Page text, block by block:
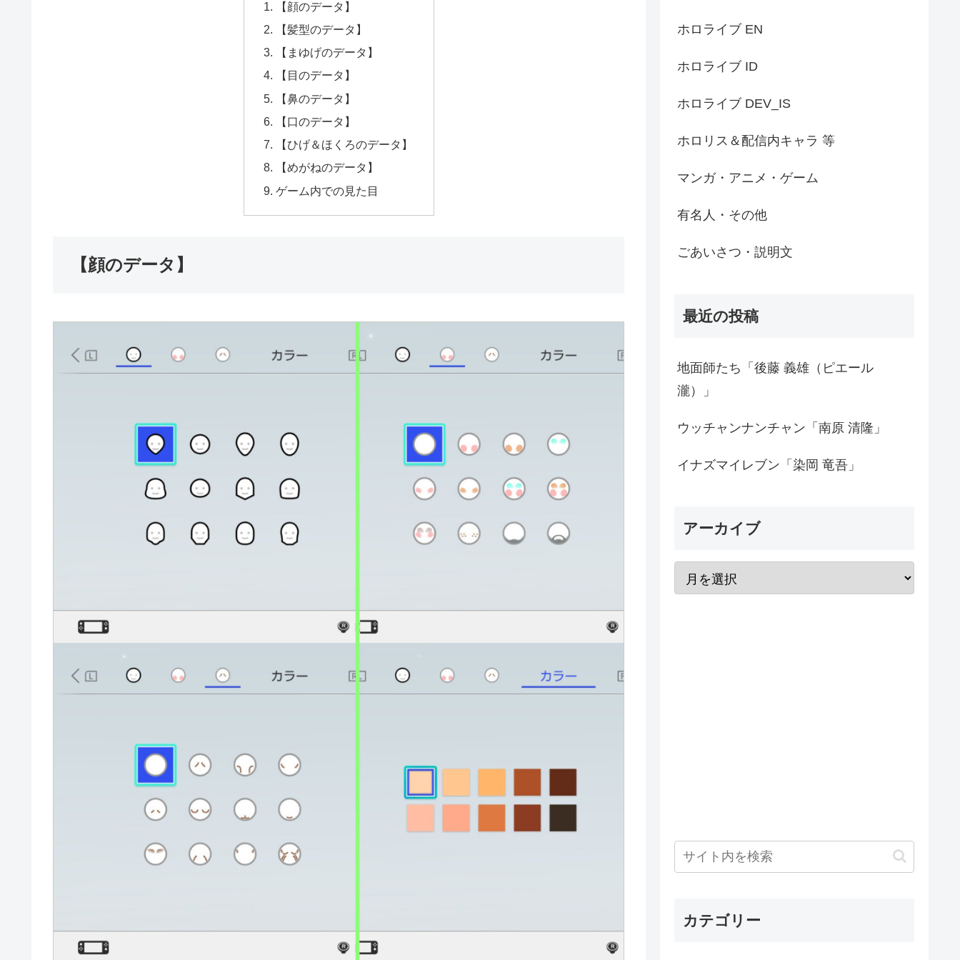
【顔のデータ】
【髪型のデータ】
【まゆげのデータ】
【目のデータ】
【鼻のデータ】
【口のデータ】
【ひげ＆ほくろのデータ】
【めがねのデータ】
ゲーム内での見た目
【顔のデータ】
ホロライブ EN
ホロライブ ID
ホロライブ DEV_IS
ホロリス＆配信内キャラ 等
マンガ・アニメ・ゲーム
有名人・その他
ごあいさつ・説明文
最近の投稿
地面師たち「後藤 義雄（ピエール
瀧）」
ウッチャンナンチャン「南原 清隆」
イナズマイレブン「染岡 竜吾」
アーカイブ
カテゴリー